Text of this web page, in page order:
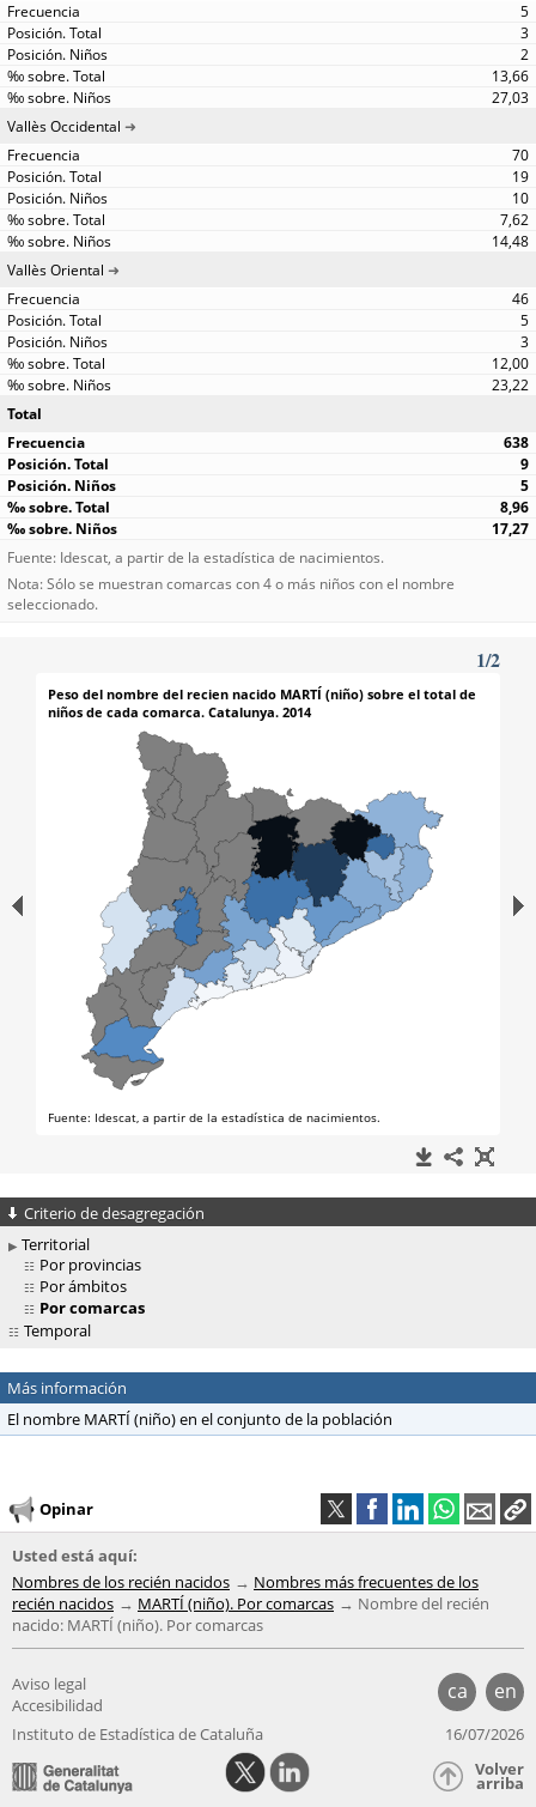
5
3
2
13,66
27,03
Vallès Occidental
70
19
10
7,62
14,48
Vallès Oriental
46
5
3
12,00
23,22
Total
638
9
5
8,96
17,27
Fuente: Idescat, a partir de la estadística de nacimientos.
Nota: Sólo se muestran comarcas con 4 o más niños con el nombre
seleccionado.
Criterio de desagregación
Territorial
Por provincias
Por ámbitos
Por comarcas
Temporal
Más información
El nombre MARTÍ (niño) en el conjunto de la población
Opinar
Usted está aquí:
Nombres de los recién nacidos
Nombres más frecuentes de los
recién nacidos
MARTÍ (niño). Por comarcas
Nombre del recién
nacido: MARTÍ (niño). Por comarcas
ca en
Aviso legal
Accesibilidad
Instituto de Estadística de Cataluña
16/07/2026
Volver
arriba